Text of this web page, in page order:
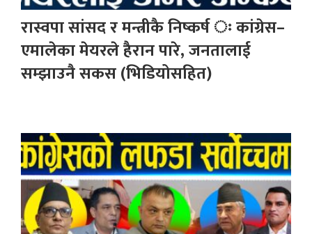
रास्वपा सांसद र मन्त्रीकै निष्कर्ष ः कांग्रेस–
एमालेका मेयरले हैरान पारे, जनतालाई
सम्झाउनै सकस (भिडियोसहित)